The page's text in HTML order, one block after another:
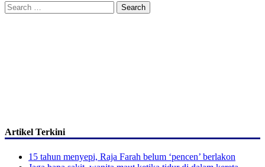
Search
for:
Artikel Terkini
15 tahun menyepi, Raja Farah belum ‘pencen’ berlakon